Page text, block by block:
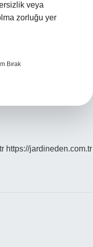
veya
zorluğu yer
Bırak
https://jardineden.com.tr